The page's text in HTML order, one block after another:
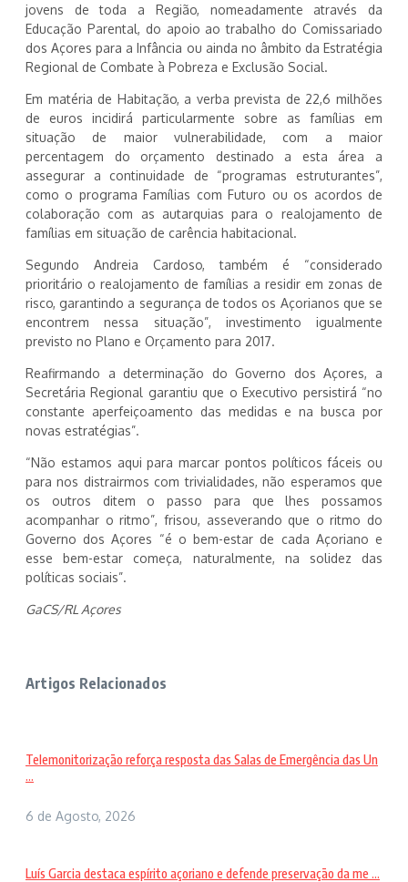
jovens de toda a Região, nomeadamente através da
Educação Parental, do apoio ao trabalho do Comissariado
dos Açores para a Infância ou ainda no âmbito da Estratégia
Regional de Combate à Pobreza e Exclusão Social.
Em matéria de Habitação, a verba prevista de 22,6 milhões
de euros incidirá particularmente sobre as famílias em
situação de maior vulnerabilidade, com a maior
percentagem do orçamento destinado a esta área a
assegurar a continuidade de “programas estruturantes”,
como o programa Famílias com Futuro ou os acordos de
colaboração com as autarquias para o realojamento de
famílias em situação de carência habitacional.
Segundo Andreia Cardoso, também é “considerado
prioritário o realojamento de famílias a residir em zonas de
risco, garantindo a segurança de todos os Açorianos que se
encontrem nessa situação”, investimento igualmente
previsto no Plano e Orçamento para 2017.
Reafirmando a determinação do Governo dos Açores, a
Secretária Regional garantiu que o Executivo persistirá “no
constante aperfeiçoamento das medidas e na busca por
novas estratégias”.
“Não estamos aqui para marcar pontos políticos fáceis ou
para nos distrairmos com trivialidades, não esperamos que
os outros ditem o passo para que lhes possamos
acompanhar o ritmo”, frisou, asseverando que o ritmo do
Governo dos Açores “é o bem-estar de cada Açoriano e
esse bem-estar começa, naturalmente, na solidez das
políticas sociais”.
GaCS/RL Açores
Artigos Relacionados
Telemonitorização reforça resposta das Salas de Emergência das Un
...
6 de Agosto, 2026
Luís Garcia destaca espírito açoriano e defende preservação da me ...